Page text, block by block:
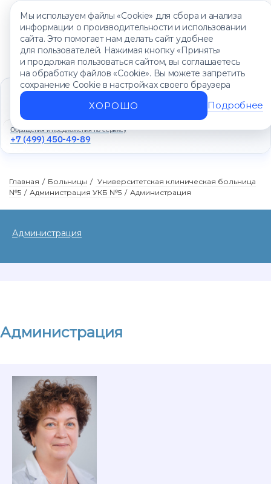
Мы используем файлы «Cookie» для сбора и анализа
информации о производительности и использовании
сайта. Это помогает нам делать сайт удобнее
для пользователей. Нажимая кнопку «Принять»
и продолжая пользоваться сайтом, вы соглашаетесь
на обработку файлов «Cookie». Вы можете запретить
сохранение Cookie в настройках своего браузера
ХОРОШО Подробнее
Единый контакт-центр
+7 (499) 450-88-89
Ежедневно с 8:00 до 20:00
Обращения и предложения по сервису
+7 (499) 450-49-89
Главная / Больницы / Университетская клиническая больница
№5 / Администрация УКБ №5 / Администрация
Администрация
Администрация